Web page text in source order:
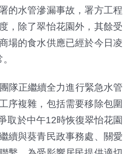
的水管滲漏事故，署方工程
，除了翠怡花園外，其餘受
場的食水供應已經於今日凌
隊正繼續全力進行緊急水管
序複雜，包括需要移除包圍
取於中午12時恢復翠怡花園
續與葵青民政事務處、關愛